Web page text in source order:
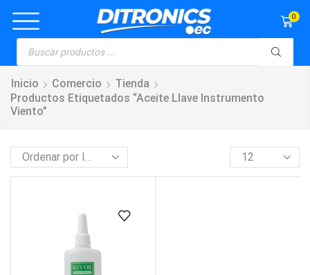
0
Inicio Comercio
Tienda
Productos Etiquetados “aceite Llave Instrumento
Viento”